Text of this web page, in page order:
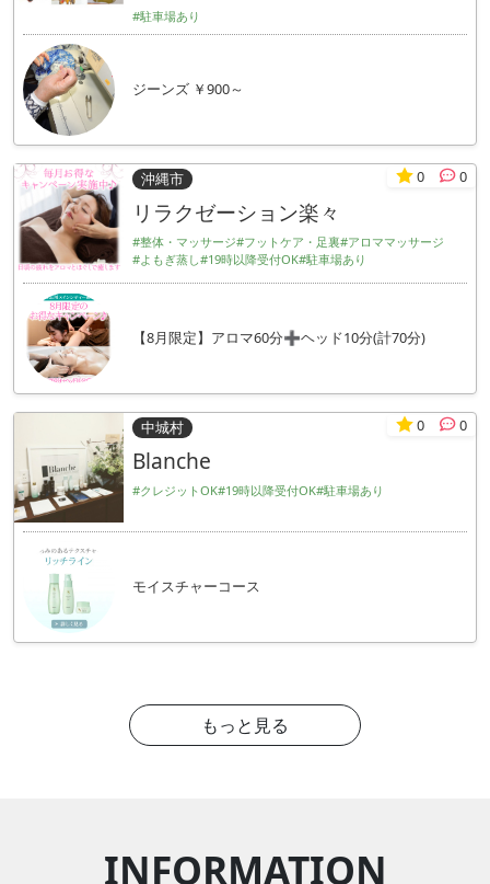
#駐車場あり
ジーンズ ￥900～
沖縄市 0 0
リラクゼーション楽々
#整体・マッサージ#フットケア・足裏#アロママッサージ
#よもぎ蒸し#19時以降受付OK#駐車場あり
【8月限定】アロマ60分➕ヘッド10分(計70分)
中城村 0 0
Blanche
#クレジットOK#19時以降受付OK#駐車場あり
モイスチャーコース
もっと見る
INFORMATION